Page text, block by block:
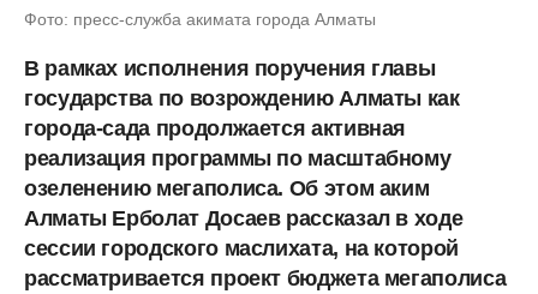
Фото: пресс-служба акимата города Алматы
В рамках исполнения поручения главы
государства по возрождению Алматы как
города-сада продолжается активная
реализация программы по масштабному
озеленению мегаполиса. Об этом аким
Алматы Ерболат Досаев рассказал в ходе
сессии городского маслихата, на которой
рассматривается проект бюджета мегаполиса